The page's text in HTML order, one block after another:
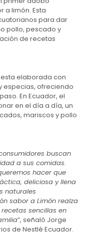
a limón. Esta
para dar
pollo, pescado y
de recetas
esta elaborada con
especias, ofreciendo
En Ecuador, el
en el día a día, un
mariscos y pollo
buscan
a sus comidas.
hacer que
deliciosa y llena
naturales
sabor a Limón realza
sencillas en
”, señaló Jorge
de Nestlé Ecuador.